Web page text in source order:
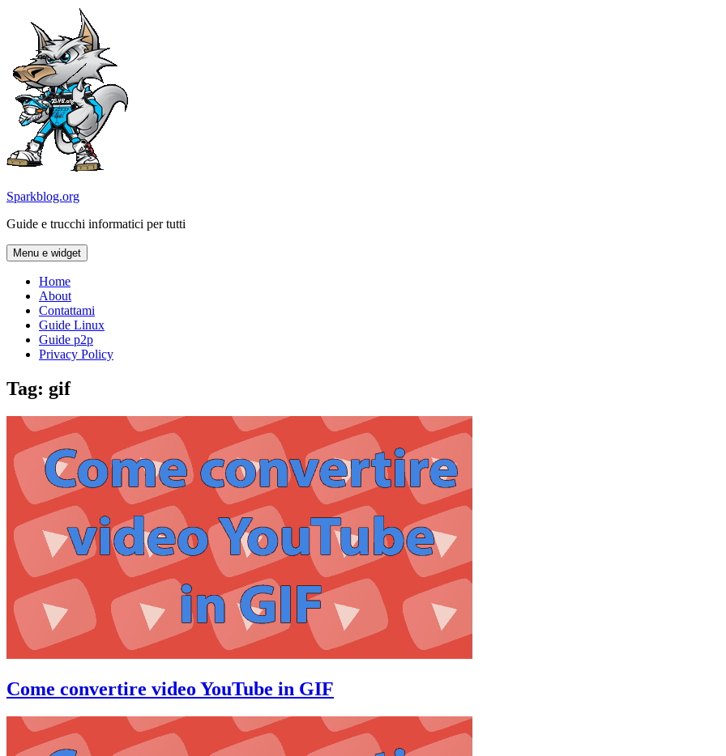
contenuto
Sparkblog.org
Guide e trucchi informatici per tutti
Menu e widget
Home
About
Contattami
Guide Linux
Guide p2p
Privacy Policy
Tag: gif
Come convertire video YouTube in GIF